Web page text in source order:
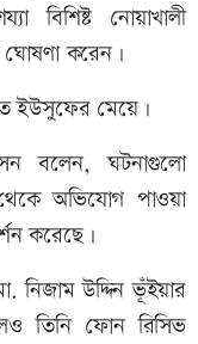
বিশিষ্ট নোয়াখালী
ঘোষণা করেন।
ইউসুফের মেয়ে।
বলেন, ঘটনাগুলো
অভিযোগ পাওয়া
করেছে।
নিজাম উদ্দিন ভূঁইয়ার
তিনি ফোন রিসিভ